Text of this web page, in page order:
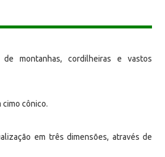
montanhas, cordilheiras e vastos
cimo cônico.
em três dimensões, através de